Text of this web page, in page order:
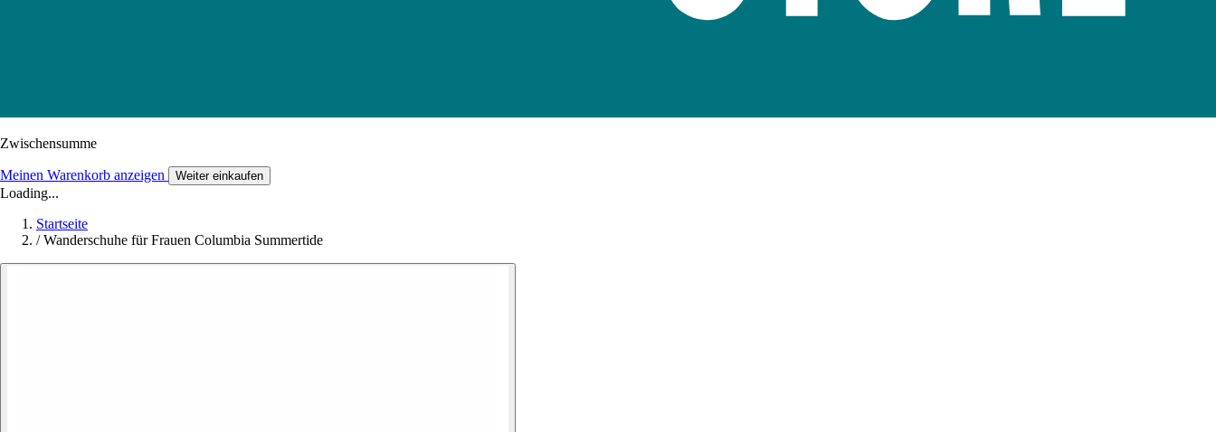
Zwischensumme
Meinen Warenkorb anzeigen Weiter einkaufen
Loading...
Startseite
/ Wanderschuhe für Frauen Columbia Summertide